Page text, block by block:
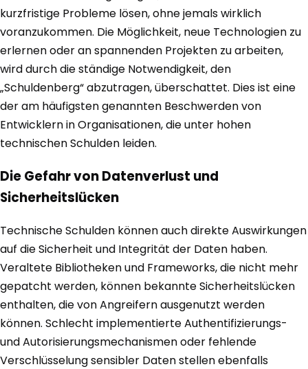
kurzfristige Probleme lösen, ohne jemals wirklich
voranzukommen. Die Möglichkeit, neue Technologien zu
erlernen oder an spannenden Projekten zu arbeiten,
wird durch die ständige Notwendigkeit, den
„Schuldenberg“ abzutragen, überschattet. Dies ist eine
der am häufigsten genannten Beschwerden von
Entwicklern in Organisationen, die unter hohen
technischen Schulden leiden.
Die Gefahr von Datenverlust und
Sicherheitslücken
Technische Schulden können auch direkte Auswirkungen
auf die Sicherheit und Integrität der Daten haben.
Veraltete Bibliotheken und Frameworks, die nicht mehr
gepatcht werden, können bekannte Sicherheitslücken
enthalten, die von Angreifern ausgenutzt werden
können. Schlecht implementierte Authentifizierungs-
und Autorisierungsmechanismen oder fehlende
Verschlüsselung sensibler Daten stellen ebenfalls